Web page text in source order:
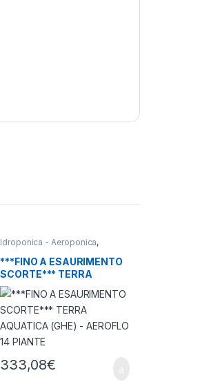
Idroponica - Aeroponica,
Sistemi Aeroponici
***FINO A ESAURIMENTO
SCORTE*** TERRA
AQUATICA (GHE) –
AEROFLO 14 PIANTE
333,08€